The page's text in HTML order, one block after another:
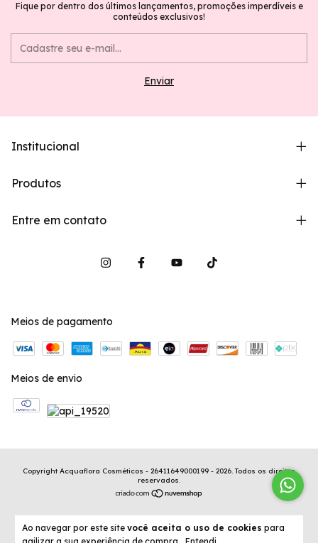
Ao navegar por este site você aceita o uso de cookies para
Fique por dentro dos últimos lançamentos, promoções imperdíveis e
conteúdos exclusivos!
Institucional
Produtos
Entre em contato
Meios de pagamento
Meios de envio
Copyright Acquaflora Cosméticos - 26411649000199 - 2026. Todos os direitos
reservados.